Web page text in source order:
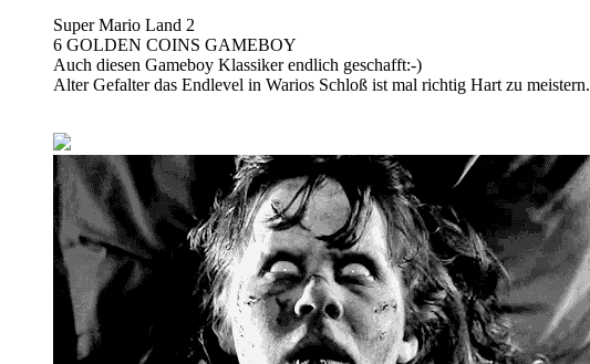
Super Mario Land 2
6 GOLDEN COINS GAMEBOY
Auch diesen Gameboy Klassiker endlich geschafft:-)
Alter Gefalter das Endlevel in Warios Schloß ist mal richtig Hart zu meistern.